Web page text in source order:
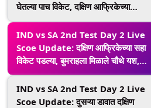
घेतल्या पाच विकेट, दक्षिण आफ्रिकेच्या
गमावल्या सात विकेट
IND vs SA 2nd Test Day 2 Live
Scoe Update: दक्षिण आफ्रिकेच्या सहा
विकेट पडल्या, बुमराहला मिळाले चौथे यश,
मार्करामचे अर्धशतक
IND vs SA 2nd Test Day 2 Live
Scoe Update: दुसऱ्या डावात दक्षिण